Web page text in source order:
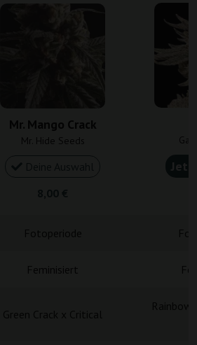
Mr. Mango Crack
Mr. Hide Seeds
Feminisiert